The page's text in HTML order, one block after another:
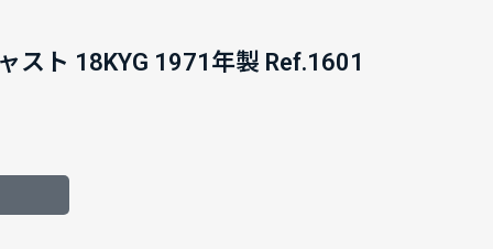
スト 18KYG 1971年製 Ref.1601